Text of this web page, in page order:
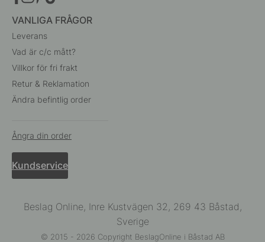
VANLIGA FRÅGOR
Leverans
Vad är c/c mått?
Villkor för fri frakt
Retur & Reklamation
Ändra befintlig order
Ångra din order
Kundservice
Beslag Online, Inre Kustvägen 32, 269 43 Båstad,
Sverige
© 2015 - 2026 Copyright BeslagOnline i Båstad AB